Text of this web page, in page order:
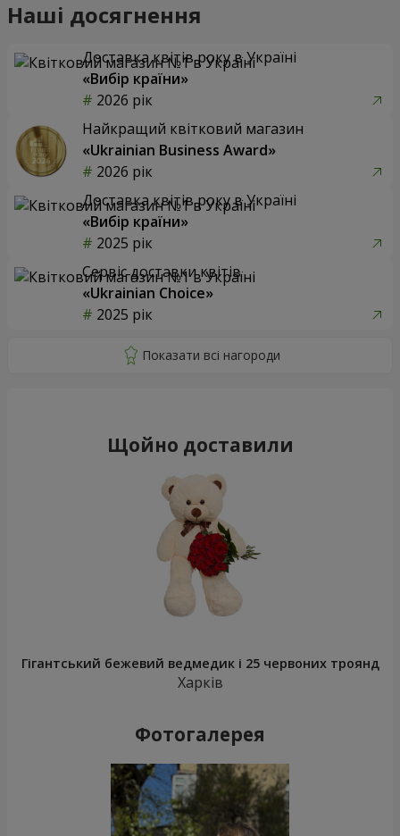
Наші досягнення
Доставка квітів року в Україні
«Вибір країни»
2026 рік
Найкращий квітковий магазин
«Ukrainian Business Award»
2026 рік
Доставка квітів року в Україні
«Вибір країни»
2025 рік
Сервіс доставки квітів
«Ukrainian Choice»
2025 рік
Щойно доставили
Гігантський бежевий ведмедик і 25 червоних троянд
Харків
Фотогалерея